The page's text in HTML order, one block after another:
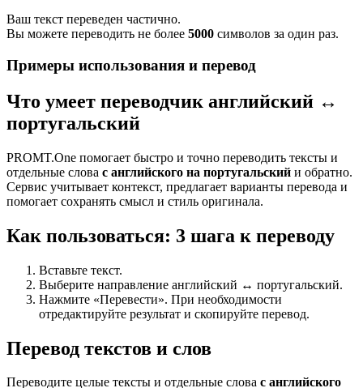
Ваш текст переведен частично.
Вы можете переводить не более 5000 символов за один раз.
Примеры использования и перевод
Что умеет переводчик английский ↔
португальский
PROMT.One помогает быстро и точно переводить тексты и
отдельные слова с английского на португальский и обратно.
Сервис учитывает контекст, предлагает варианты перевода и
помогает сохранять смысл и стиль оригинала.
Как пользоваться: 3 шага к переводу
Вставьте текст.
Выберите направление английский ↔ португальский.
Нажмите «Перевести». При необходимости
отредактируйте результат и скопируйте перевод.
Перевод текстов и слов
Переводите целые тексты и отдельные слова с английского